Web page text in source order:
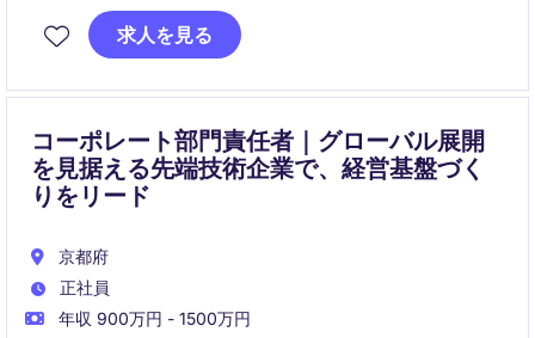
単なるオペレーション管理にとどまらず、"ホスト"と
求人を見る
コーポレート部門責任者｜グローバル展開
を見据える先端技術企業で、経営基盤づく
りをリード
京都府
正社員
年収 900万円 - 1500万円